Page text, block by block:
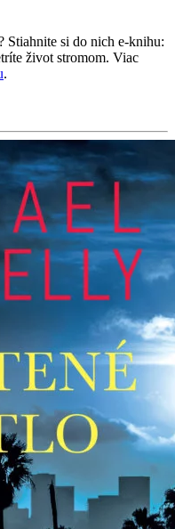
Stiahnite si do nich e-knihu:
život stromom. Viac
.